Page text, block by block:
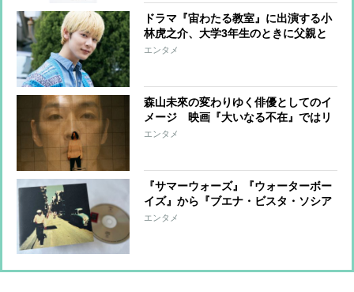
ドラマ『宙わたる教室』に出演する小
林虎之介、大学3年生のときに父親と
見た映画『ボヘミアン・ラプソディ』
エンタメ
森山未來の変わりゆく俳優としてのイ
メージ 映画『大いなる不在』ではリ
アルかつ複雑な人間像を体現
エンタメ
『サマーウォーズ』『ウォーターボー
イズ』から『ブエナ・ビスタ・ソシア
ル・クラブ』まで…“猛暑を味わう”映
エンタメ